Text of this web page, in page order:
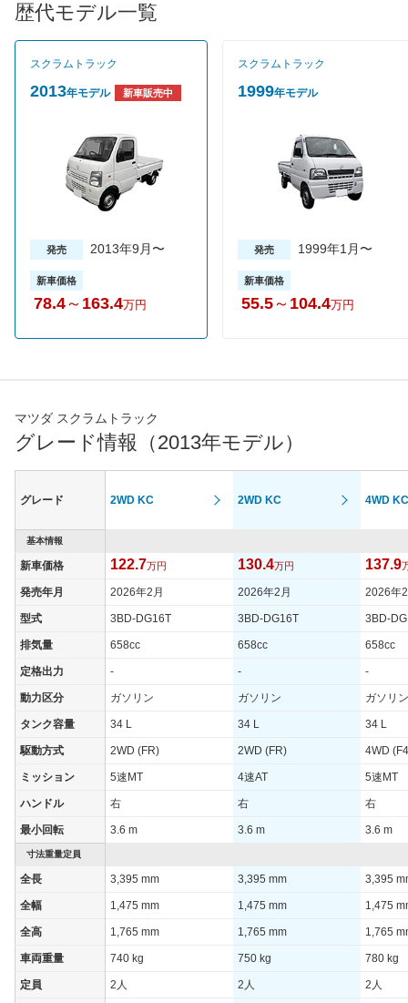
歴代モデル一覧
スクラムトラック
2013年モデル 新車販売中
発売 2013年9月〜
新車価格
78.4～ 163.4万円
スクラムトラック
1999年モデル
発売 1999年1月〜
新車価格
55.5～ 104.4万円
マツダ スクラムトラック
グレード情報（2013年モデル）
グレード 2WD KC 2WD KC 4WD KC
基本情報
新車価格 122.7万円 130.4万円 137.9
発売年月 2026年2月 2026年2月 2026年
型式 3BD-DG16T 3BD-DG16T 3BD-
排気量 658cc 658cc 658cc
定格出力 - - -
動力区分 ガソリン ガソリン ガソリン
タンク容量 34 L 34 L 34 L
駆動方式 2WD (FR) 2WD (FR) 4WD
ミッション 5速MT 4速AT 5速MT
ハンドル 右 右 右
最小回転 3.6 m 3.6 m 3.6 m
寸法重量定員
全長 3,395 mm 3,395 mm 3,395
全幅 1,475 mm 1,475 mm 1,475
全高 1,765 mm 1,765 mm 1,765
車両重量 740 kg 750 kg 780 kg
定員 2人 2人 2人